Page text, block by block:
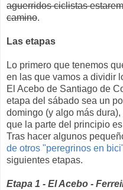
aguerridos ciclistas
camino.
Las etapas
Lo primero que tenemos
en las que vamos a dividir
El Acebo de Santiago de
etapa del sábado sea un
domingo (y algo más
que la parte del principio
Tras hacer algunos
de otros "peregrinos en
siguientes etapas.
Etapa 1 - El Acebo -